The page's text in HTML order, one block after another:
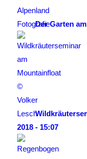
Der Garten
2018 - 15:07